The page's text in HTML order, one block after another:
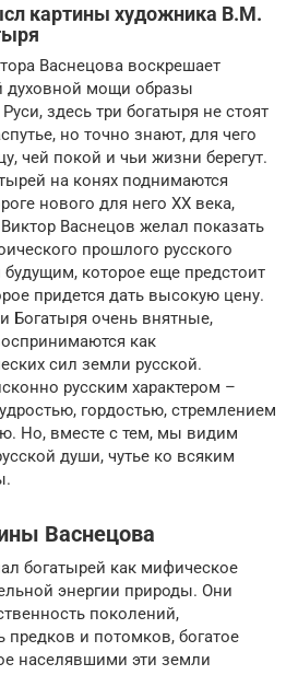
картины художника В.М.
Васнецова воскрешает
духовной мощи образы
здесь три богатыря не стоят
но точно знают, для чего
чей покой и чьи жизни берегут.
на конях поднимаются
нового для него ХХ века,
Васнецов желал показать
прошлого русского
которое еще предстоит
придется дать высокую цену.
Богатыря очень внятные,
как
сил земли русской.
русским характером –
гордостью, стремлением
Но, вместе с тем, мы видим
души, чутье ко всяким
Васнецова
богатырей как мифическое
энергии природы. Они
поколений,
предков и потомков, богатое
населявшими эти земли